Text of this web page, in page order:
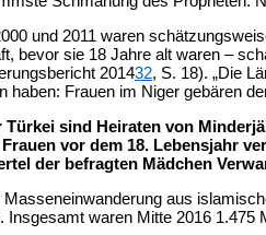
und 2011 waren
bevor sie 18 Jahre alt waren –
201432, S. 18). „Die
haben: Frauen im Niger gebären
Türkei sind Heiraten von
vor dem 18. Lebensjahr
der befragten Mädchen
Masseneinwanderung aus
Insgesamt waren Mitte 2016 1.475